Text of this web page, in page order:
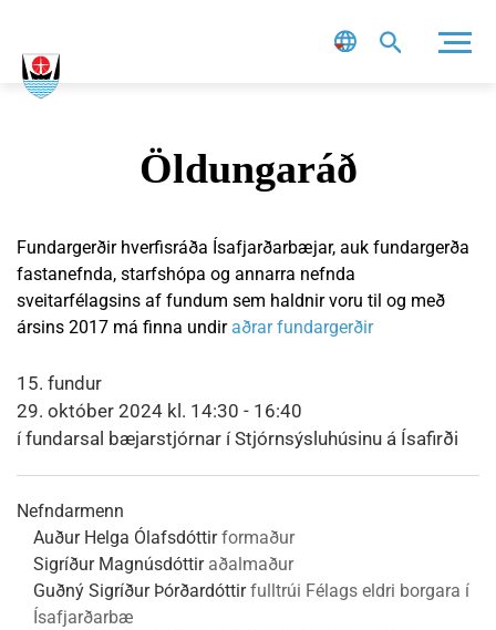
Öldungaráð
Fundargerðir hverfisráða Ísafjarðarbæjar, auk fundargerða
fastanefnda, starfshópa og annarra nefnda
sveitarfélagsins af fundum sem haldnir voru til og með
ársins 2017 má finna undir aðrar fundargerðir
15. fundur
29. október 2024 kl. 14:30 - 16:40
í fundarsal bæjarstjórnar í Stjórnsýsluhúsinu á Ísafirði
Nefndarmenn
Auður Helga Ólafsdóttir formaður
Sigríður Magnúsdóttir aðalmaður
Guðný Sigríður Þórðardóttir fulltrúi Félags eldri borgara í
Ísafjarðarbæ